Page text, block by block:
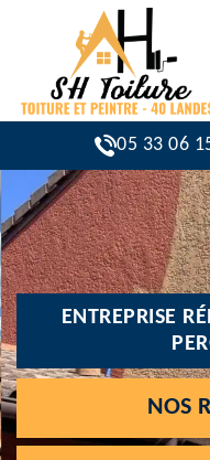
05 33 06
ENTREPRISE
NOS